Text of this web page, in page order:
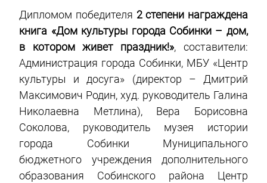
Дипломом победителя 2 степени награждена
книга «Дом культуры города Собинки – дом,
в котором живет праздник!», составители:
Администрация города Собинки, МБУ «Центр
культуры и досуга» (директор – Дмитрий
Максимович Родин, худ. руководитель Галина
Николаевна Метлина), Вера Борисовна
Соколова, руководитель музея истории
города Собинки Муниципального
бюджетного учреждения дополнительного
образования Собинского района Центр